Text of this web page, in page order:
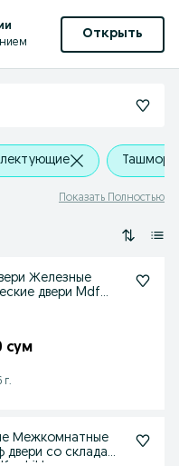
Открыть
Ташморе
Показать Полностью
Железные
двери Mdf
сум
г.
Межкомнатные
двери со склада